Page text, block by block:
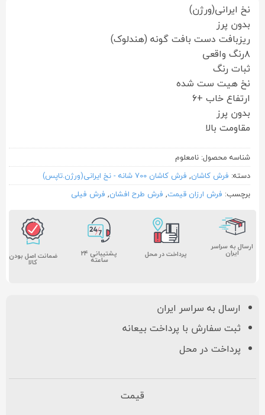
نخ ایرانی(ورژن)
بدون پرز
ریزبافت دست بافت گونه (هندلوک)
۸رنگ واقعی
ثبات رنگ
نخ هیت ست شده
ارتفاع خاب +۶
بدون پرز
مقاومت بالا
شناسه محصول: نامعلوم
دسته: فرش کاشان, فرش کاشان 700 شانه - نخ ایرانی(ورژن.تاپس)
برچسب: فرش ارزان قیمت, فرش طرح افشان, فرش فیلی
ارسال به سراسر
ایران پرداخت در محل پشتیبانی ۲۴
ساعته ضمانت اصل بودن
کالا
ارسال به سراسر ایران
ثبت سفارش با پرداخت بیعانه
پرداخت در محل
قیمت